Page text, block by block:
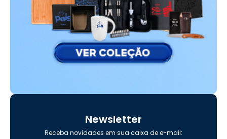
Newsletter
Receba novidades em sua caixa de e-mail: